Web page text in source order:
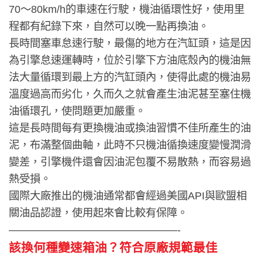
70～80km/h的車速在行駛，機油循環性好，使用里
程都有紀錄下來，自然可以晚一點再換油。
長時間塞車怠速行駛，最傷的地方在汽缸頭，這是因
為引擎怠速運轉時，位於引擎下方油底殼內的機油無
法大量循環到最上方的汽缸頭內，使得此處的機油易
溫度過高而劣化，久而久之就會產生油泥甚至塞住機
油循環孔，使問題更加嚴重。
這是長時間每有更換機油或換油習慣不佳所產生的油
泥，布滿整個曲軸，此時不只機油循換速度變慢潤滑
變差，引擎機件還會因油泥包覆不易散熱，而容易過
熱受損。
國際大廠推出的機油通常都會經過美國API與歐盟相
關油品認證，使用起來會比較有保障。
————————————————-
該換何種變速箱油？ 符合原廠規範最佳